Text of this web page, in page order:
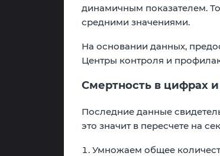
динамичным показателем.
средними значениями.
На основании данных,
Центры контроля и
Смертность в цифрах
Последние данные
это значит в пересчете на
Умножаем общее